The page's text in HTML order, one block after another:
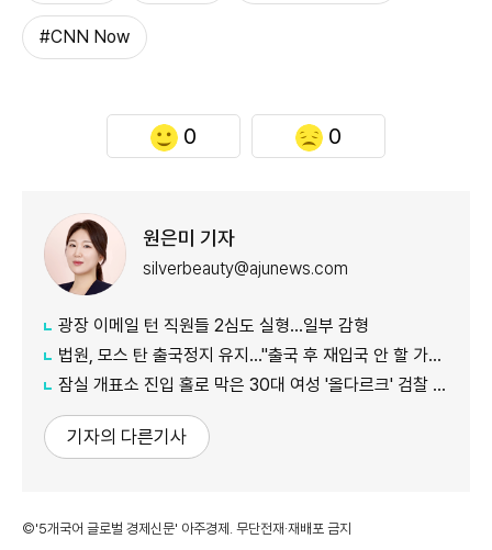
#CNN Now
0 0
원은미 기자
silverbeauty@ajunews.com
광장 이메일 턴 직원들 2심도 실형…일부 감형
법원, 모스 탄 출국정지 유지…"출국 후 재입국 안 할 가능성"
잠실 개표소 진입 홀로 막은 30대 여성 '올다르크' 검찰 송치
기자의 다른기사
©'5개국어 글로벌 경제신문' 아주경제. 무단전재·재배포 금지